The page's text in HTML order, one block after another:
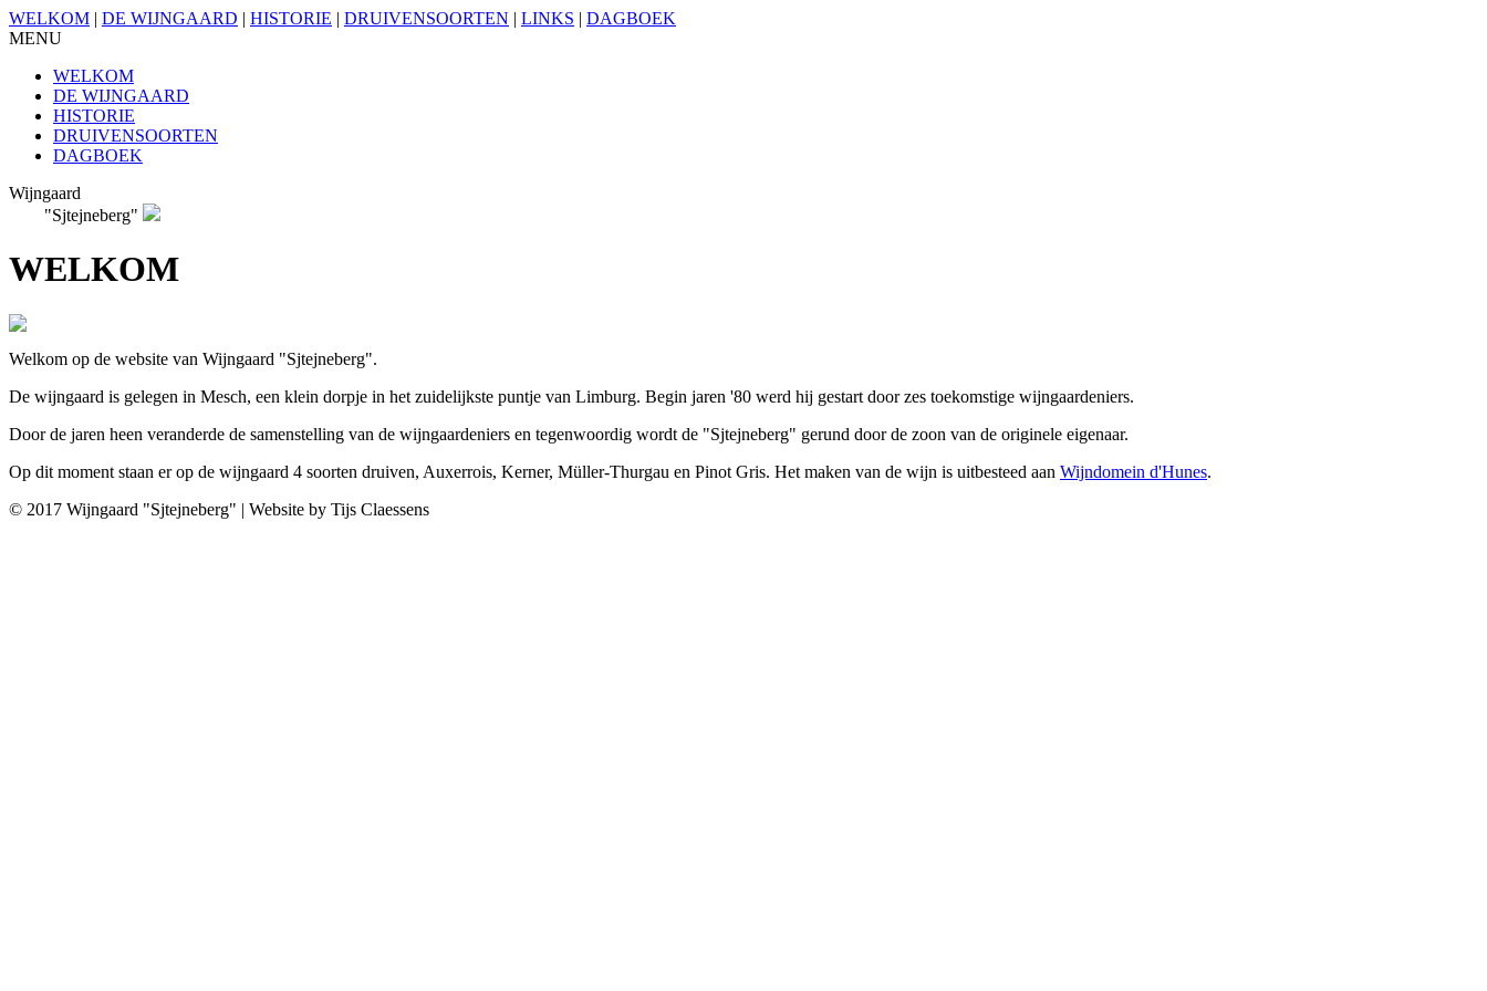
WELKOM | DE WIJNGAARD | HISTORIE | DRUIVENSOORTEN | LINKS | DAGBOEK
MENU
WELKOM
DE WIJNGAARD
HISTORIE
DRUIVENSOORTEN
DAGBOEK
Wijngaard
"Sjtejneberg"
WELKOM
Welkom op de website van Wijngaard "Sjtejneberg".
De wijngaard is gelegen in Mesch, een klein dorpje in het zuidelijkste puntje van Limburg. Begin jaren '80 werd hij gestart door zes toekomstige wijngaardeniers.
Door de jaren heen veranderde de samenstelling van de wijngaardeniers en tegenwoordig wordt de "Sjtejneberg" gerund door de zoon van de originele eigenaar.
Op dit moment staan er op de wijngaard 4 soorten druiven, Auxerrois, Kerner, Müller-Thurgau en Pinot Gris. Het maken van de wijn is uitbesteed aan Wijndomein d'Hunes.
© 2017 Wijngaard "Sjtejneberg" | Website by Tijs Claessens